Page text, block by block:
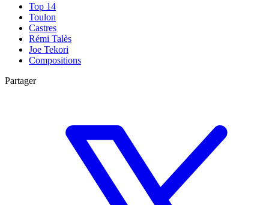
Top 14
Toulon
Castres
Rémi Talès
Joe Tekori
Compositions
Partager